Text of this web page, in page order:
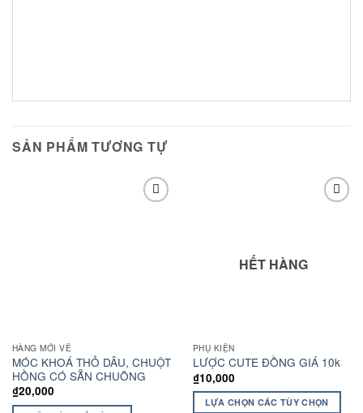
SẢN PHẨM TƯƠNG TỰ
HÀNG MỚI VỀ
MÓC KHOÁ THỎ DÂU, CHUỘT
HỒNG CÓ SẴN CHUÔNG
₫20,000
HẾT HÀNG
PHỤ KIỆN
LƯỢC CUTE ĐỒNG GIÁ 10k
₫10,000
LỰA CHỌN CÁC TÙY CHỌN